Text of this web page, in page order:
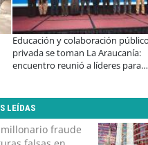
para comprar
durante el Black
LEÍDAS
fraude